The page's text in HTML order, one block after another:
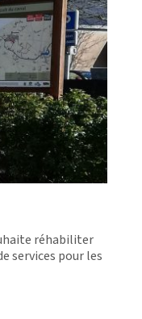
réhabiliter
services pour les